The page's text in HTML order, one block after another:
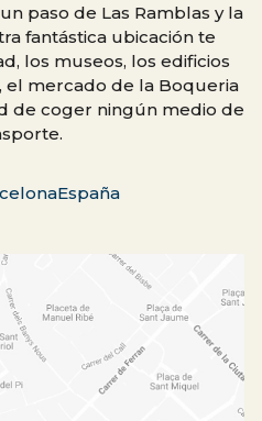
paso de Las Ramblas y la
fantástica ubicación te
los museos, los edificios
el mercado de la Boqueria
de coger ningún medio de
España